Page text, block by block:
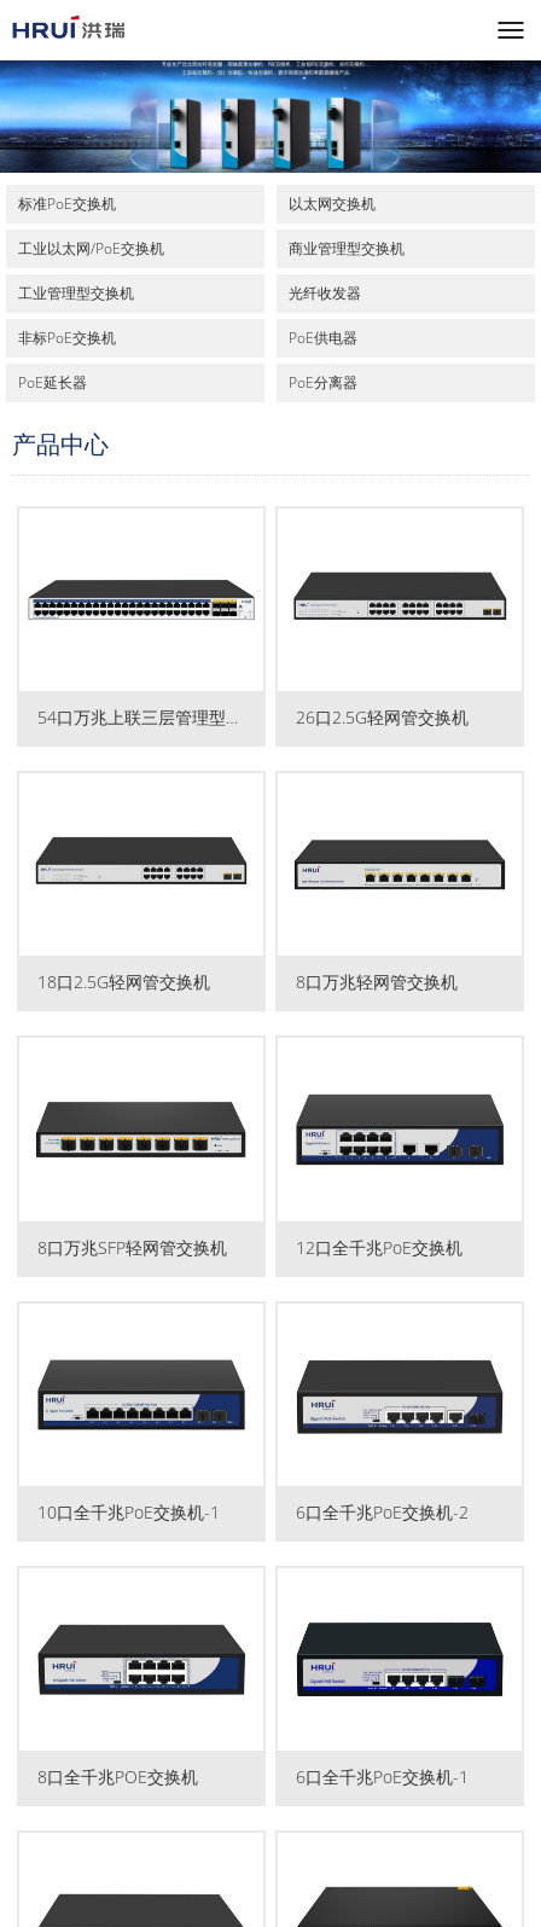
标准PoE交换机 以太网交换机
工业以太网/PoE交换机 商业管理型交换机
工业管理型交换机 光纤收发器
非标PoE交换机 PoE供电器
PoE延长器 PoE分离器
产品中心
54口万兆上联三层管理型PoE... 26口2.5G轻网管交换机
18口2.5G轻网管交换机 8口万兆轻网管交换机
8口万兆SFP轻网管交换机 12口全千兆PoE交换机
10口全千兆PoE交换机-1 6口全千兆PoE交换机-2
8口全千兆POE交换机 6口全千兆PoE交换机-1